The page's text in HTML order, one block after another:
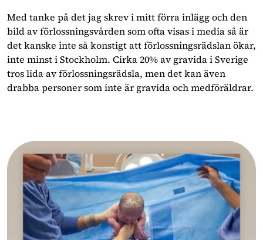
Med tanke på det jag skrev i mitt förra inlägg och den
bild av förlossningsvården som ofta visas i media så är
det kanske inte så konstigt att förlossningsrädslan ökar,
inte minst i Stockholm. Cirka 20% av gravida i Sverige
tros lida av förlossningsrädsla, men det kan även
drabba personer som inte är gravida och medföräldrar.